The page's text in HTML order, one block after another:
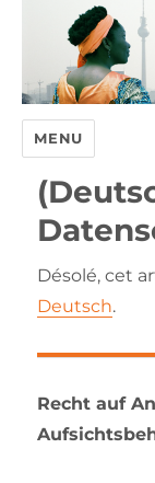
MENU
Désolé, cet
Deutsch.
Recht auf